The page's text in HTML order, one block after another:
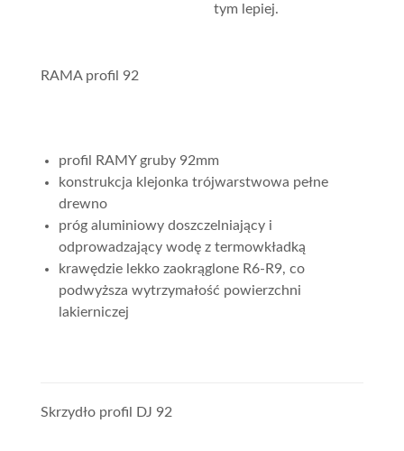
tym lepiej.
RAMA profil 92
profil RAMY gruby 92mm
konstrukcja klejonka trójwarstwowa pełne
drewno
próg aluminiowy doszczelniający i
odprowadzający wodę z termowkładką
krawędzie lekko zaokrąglone R6-R9, co
podwyższa wytrzymałość powierzchni
lakierniczej
Skrzydło profil DJ 92